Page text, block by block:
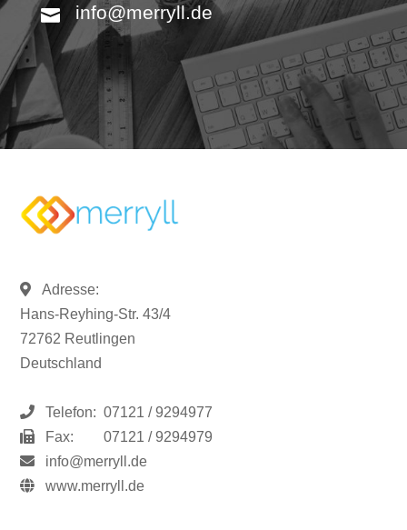
info@merryll.de
Adresse:
Hans-Reyhing-Str. 43/4
72762 Reutlingen
Deutschland
Telefon: 07121 / 9294977
Fax:
07121 / 9294979
info@merryll.de
www.merryll.de